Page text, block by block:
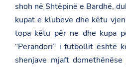
shoh në Shtëpinë e Bardhë,
kupat e klubeve dhe këtu
topa këtu për ne dhe kupa
“Perandori” i futbollit është
shenjave mjaft